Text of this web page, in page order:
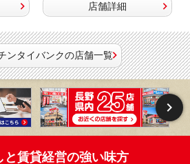
店舗詳細
ンタイバンクの店舗一覧
と賃貸経営の強い味方